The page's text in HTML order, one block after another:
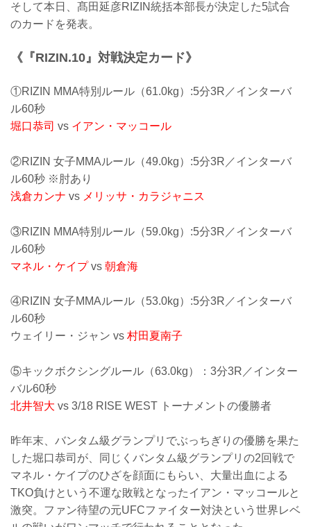
そして本日、髙田延彦RIZIN統括本部長が決定した5試合
のカードを発表。
《『RIZIN.10』対戦決定カード》
①RIZIN MMA特別ルール（61.0kg）:5分3R／インターバ
ル60秒
堀口恭司 vs イアン・マッコール
②RIZIN 女子MMAルール（49.0kg）:5分3R／インターバ
ル60秒 ※肘あり
浅倉カンナ vs メリッサ・カラジャニス
③RIZIN MMA特別ルール（59.0kg）:5分3R／インターバ
ル60秒
マネル・ケイプvs 朝倉海
④RIZIN 女子MMAルール（53.0kg）:5分3R／インターバ
ル60秒
ウェイリー・ジャン vs 村田夏南子
⑤キックボクシングルール（63.0kg）：3分3R／インター
バル60秒
北井智大 vs 3/18 RISE WEST トーナメントの優勝者
昨年末、バンタム級グランプリでぶっちぎりの優勝を果た
した堀口恭司が、同じくバンタム級グランプリの2回戦で
マネル・ケイプのひざを顔面にもらい、大量出血による
TKO負けという不運な敗戦となったイアン・マッコールと
激突。ファン待望の元UFCファイター対決という世界レベ